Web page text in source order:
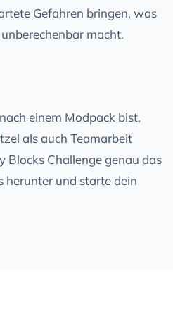
Gefahren bringen, was
macht.
einem Modpack bist,
als auch Teamarbeit
Blocks Challenge genau das
herunter und starte dein